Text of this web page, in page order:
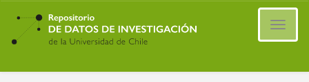
Ir
contenido
principal